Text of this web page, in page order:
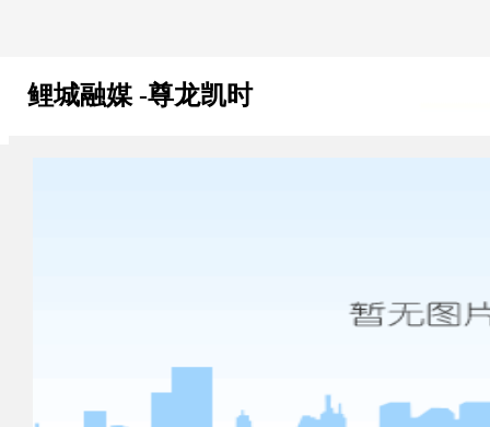
鲤城融媒 -尊龙凯时